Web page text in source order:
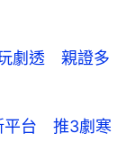
玩劇透 親證多
平台 推3劇寒